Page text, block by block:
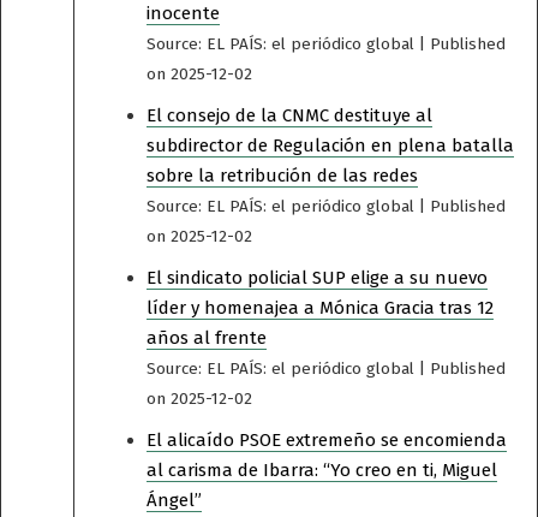
inocente
Source: EL PAÍS: el periódico global
Published
on 2025-12-02
El consejo de la CNMC destituye al
subdirector de Regulación en plena batalla
sobre la retribución de las redes
Source: EL PAÍS: el periódico global
Published
on 2025-12-02
El sindicato policial SUP elige a su nuevo
líder y homenajea a Mónica Gracia tras 12
años al frente
Source: EL PAÍS: el periódico global
Published
on 2025-12-02
El alicaído PSOE extremeño se encomienda
al carisma de Ibarra: “Yo creo en ti, Miguel
Ángel”